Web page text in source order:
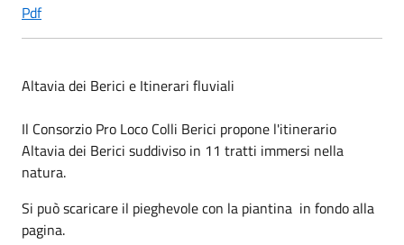
Pdf
Altavia dei Berici e Itinerari fluviali
Il Consorzio Pro Loco Colli Berici propone l'itinerario
Altavia dei Berici suddiviso in 11 tratti immersi nella
natura.
Si può scaricare il pieghevole con la piantina in fondo alla
pagina.